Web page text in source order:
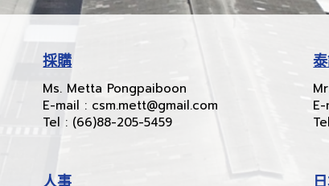
採購
Ms. Metta Pongpaiboon
E-mail : csm.mett@gmail.com
Tel : (66)88-205-5459